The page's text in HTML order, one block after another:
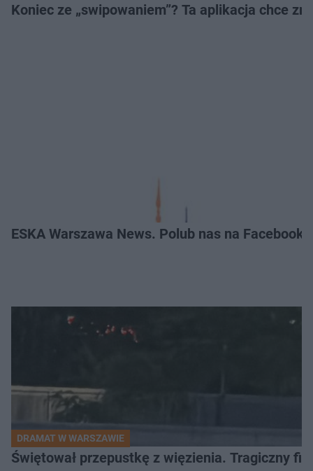
Koniec ze „swipowaniem”? Ta aplikacja chce
ESKA Warszawa News. Polub nas na
DRAMAT W WARSZAWIE
Świętował przepustkę z więzienia. Tragiczny